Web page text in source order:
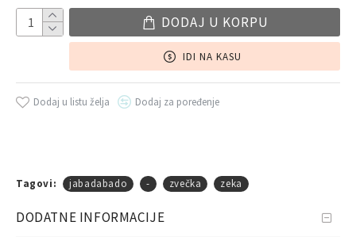
DODAJ U KORPU
IDI NA KASU
Dodaj u listu želja Dodaj za poređenje
Tagovi: jabadabado - zvečka zeka
DODATNE INFORMACIJE